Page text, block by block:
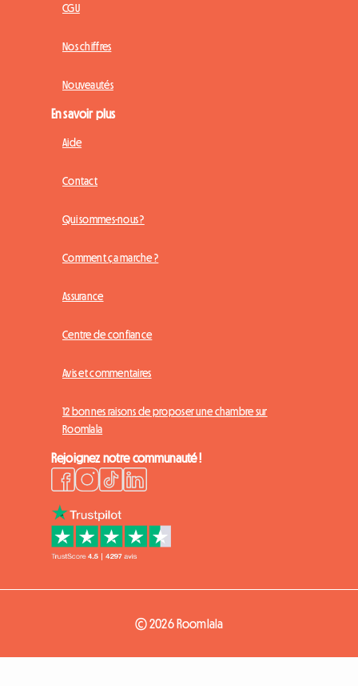
CGU
Nos chiffres
Nouveautés
En savoir plus
Aide
Contact
Qui sommes-nous ?
Comment ça marche ?
Assurance
Centre de confiance
Avis et commentaires
12 bonnes raisons de proposer une chambre sur
Roomlala
Rejoignez notre communauté !
© 2026 Roomlala